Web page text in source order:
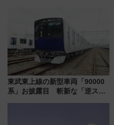
東武東上線の新型車両「90000
系」お披露目 斬新な「逆スラ